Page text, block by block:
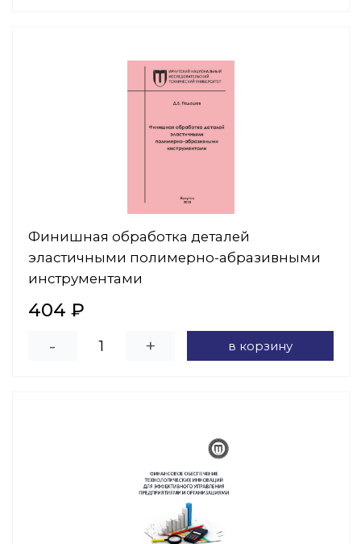
Финишная обработка деталей
эластичными полимерно-абразивными
инструментами
404 ₽
-
+ в корзину